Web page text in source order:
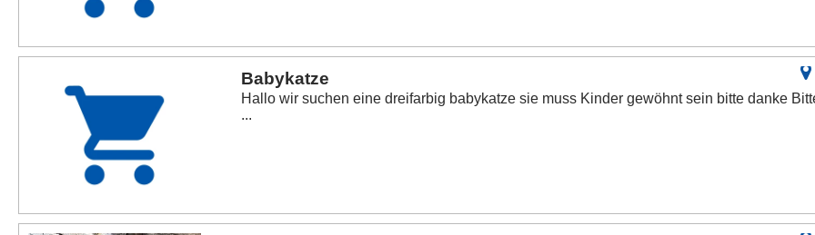
Babykatze
Hallo wir suchen eine dreifarbig babykatze sie muss Kinder gewöhnt sein bitte danke
...